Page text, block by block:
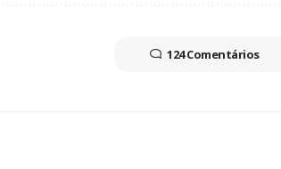
124 Comentários